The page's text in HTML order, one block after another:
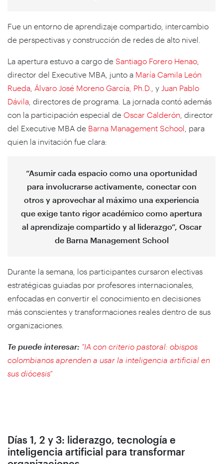
Fue un entorno de aprendizaje compartido, intercambio
de perspectivas y construcción de redes de alto nivel.
La apertura estuvo a cargo de Santiago Forero Henao
director del Executive MBA, junto a María Camila León
Rueda Álvaro José Moreno García, Ph.D. , y Juan Pablo
Dávila , directores de programa. La jornada contó además
con la participación especial de Oscar Calderón , director
del Executive MBA de Barna Management School , para
quien la invitación fue clara:
“Asumir cada espacio como una oportunidad
para involucrarse activamente, conectar con
otros y aprovechar al máximo una experiencia
que exige tanto rigor académico como apertura
al aprendizaje compartido y al liderazgo”, Oscar
de Barna Management School
Durante la semana, los participantes cursaron electivas
estratégicas guiadas por profesores internacionales,
enfocadas en convertir el conocimiento en decisiones
más conscientes y transformaciones reales dentro de sus
organizaciones.
Te puede interesar: "IA con criterio pastoral: obispos
colombianos aprenden a usar la inteligencia artificial en
sus diócesis"
Días 1, 2 y 3: liderazgo, tecnología e
inteligencia artificial para transformar